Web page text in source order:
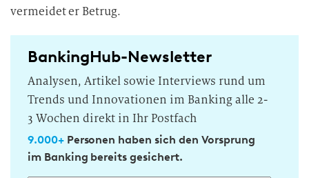
vermeidet er Betrug.
BankingHub-Newsletter
Analysen, Artikel sowie Interviews rund um
Trends und Innovationen im Banking alle 2-
3 Wochen direkt in Ihr Postfach
9.000+Personen haben sich den Vorsprung
im Banking bereits gesichert.